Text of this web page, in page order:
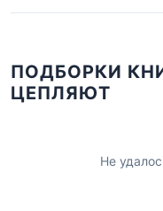
ПОДБОРКИ
ЦЕПЛЯЮТ
Не